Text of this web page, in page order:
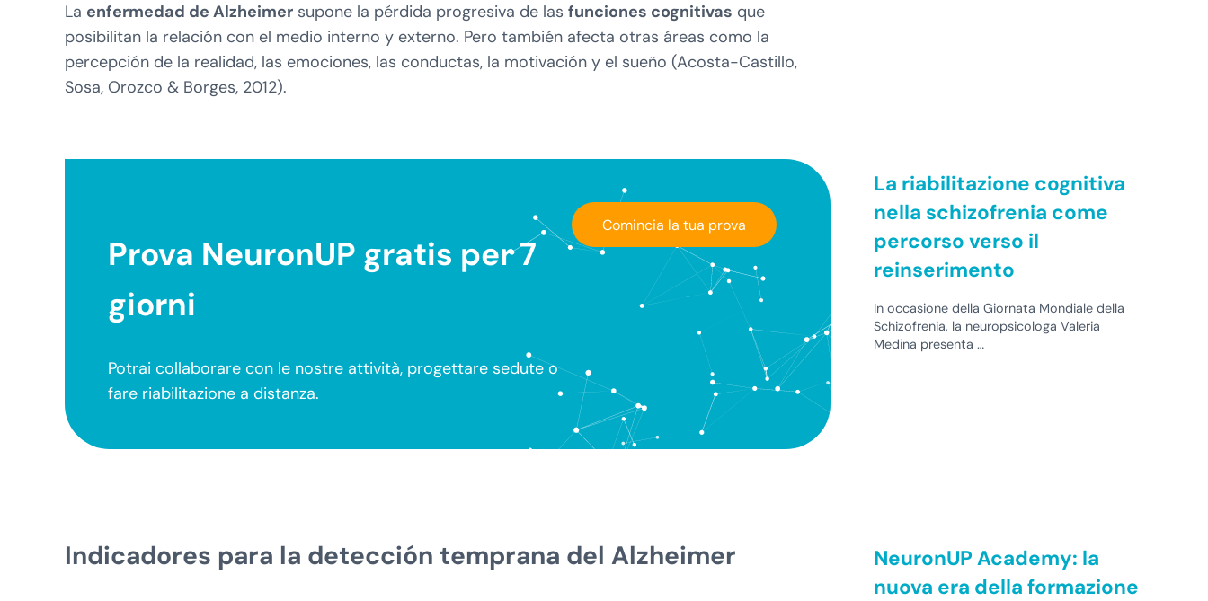
La enfermedad de Alzheimer supone la pérdida progresiva de las funciones cognitivas que
posibilitan la relación con el medio interno y externo. Pero también afecta otras áreas como la
percepción de la realidad, las emociones, las conductas, la motivación y el sueño (Acosta-Castillo,
Sosa, Orozco & Borges, 2012).
Prova NeuronUP gratis per 7
giorni
Potrai collaborare con le nostre attività, progettare sedute o
fare riabilitazione a distanza.
Comincia la tua prova
Indicadores para la detección temprana del Alzheimer
La riabilitazione cognitiva
nella schizofrenia come
percorso verso il
reinserimento
In occasione della Giornata Mondiale della
Schizofrenia, la neuropsicologa Valeria
Medina presenta …
NeuronUP Academy: la
nuova era della formazione